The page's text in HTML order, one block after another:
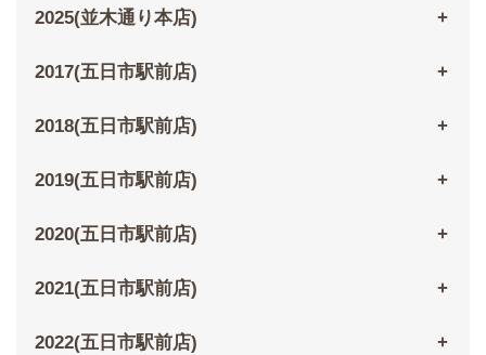
2025(並木通り本店)
2017(五日市駅前店)
2018(五日市駅前店)
2019(五日市駅前店)
2020(五日市駅前店)
2021(五日市駅前店)
2022(五日市駅前店)